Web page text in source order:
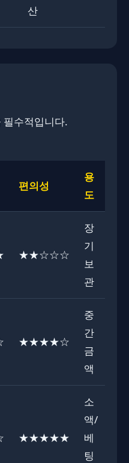
산
필수적입니다.
편의성
용
도
★★☆☆☆
장
기
보
관
★★★★☆
중
간
금
액
★★★★★
소
액/
베
팅